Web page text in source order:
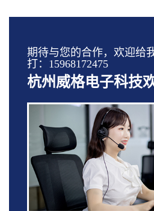
期待与您的合作，欢迎给
打：15968172475
杭州威格电子科技